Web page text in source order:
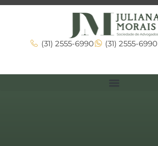
(31) 2555-6990 (31) 2555-6990